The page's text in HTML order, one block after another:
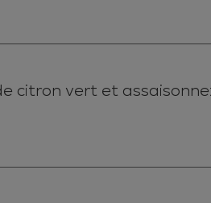
citron vert et